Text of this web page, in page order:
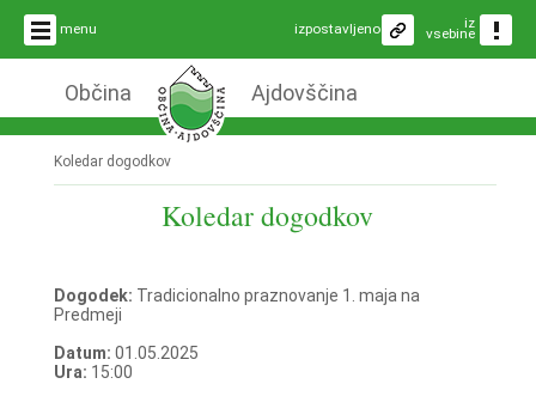
menu iz
vsebine
izpostavljeno
Občina Ajdovščina
Koledar dogodkov
Koledar dogodkov
Dogodek: Tradicionalno praznovanje 1. maja na
Predmeji
Datum: 01.05.2025
Ura: 15:00